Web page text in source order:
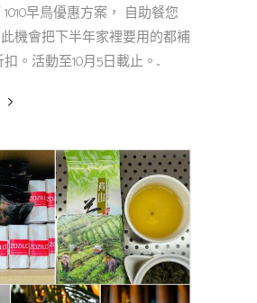
早鳥優惠方案， 自助餐您
機會把下半年家裡要用的都補
。活動至10月5日載止。...